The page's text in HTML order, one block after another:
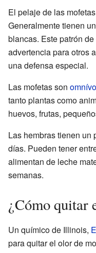
El pelaje de las
Generalmente tienen
blancas. Este patrón
advertencia para otros
una defensa especial.
Las mofetas son
tanto plantas como
huevos, frutas,
Las hembras tienen un
días. Pueden tener
alimentan de leche
semanas.
¿Cómo quitar
Un químico de Illinois,
para quitar el olor de